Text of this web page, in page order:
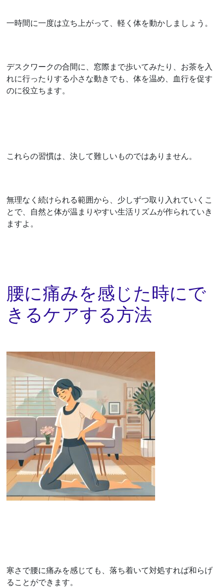
一時間に一度は立ち上がって、軽く体を動かしましょう。
デスクワークの合間に、窓際まで歩いてみたり、お茶を入
れに行ったりする小さな動きでも、体を温め、血行を促す
のに役立ちます。
これらの習慣は、決して難しいものではありません。
無理なく続けられる範囲から、少しずつ取り入れていくこ
とで、自然と体が温まりやすい生活リズムが作られていき
ますよ。
腰に痛みを感じた時にで
きるケアする方法
寒さで腰に痛みを感じても、落ち着いて対処すれば和らげ
ることができます。